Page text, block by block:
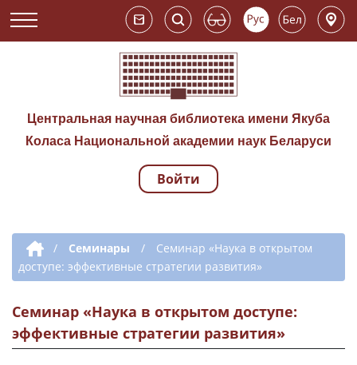
Центральная научная библиотека имени Якуба
Коласа Национальной академии наук Беларуси
Навигация по
Войти
Дополнительная навигация
/ Семинары /
Семинар «Наука в открытом
доступе: эффективные стратегии развития»
Семинар «Наука в открытом доступе:
эффективные стратегии развития»